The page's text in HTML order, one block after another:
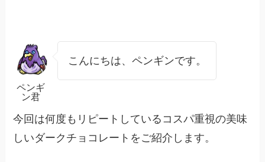
ペンギ
ン君
こんにちは、ペンギンです。
今回は何度もリピートしているコスパ重視の美味
しいダークチョコレートをご紹介します。